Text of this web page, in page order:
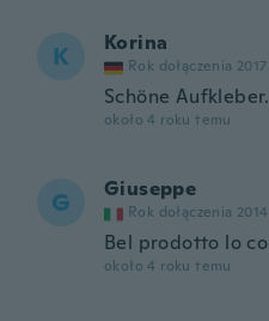
K Korina
Rok dołączenia 2017
Schöne Aufkleber.
około 4 roku temu
G Giuseppe
Rok dołączenia 2014
Bel prodotto lo
około 4 roku temu